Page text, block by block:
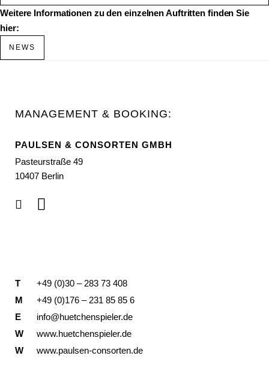
Weitere Informationen zu den einzelnen Auftritten finden Sie
hier:
NEWS
MANAGEMENT & BOOKING:
PAULSEN & CONSORTEN GMBH
Pasteurstraße 49
10407 Berlin
T
+49 (0)30 – 283 73 408
M
+49 (0)176 – 231 85 85 6
E
info@huetchenspieler.de
W
www.huetchenspieler.de
W
www.paulsen-consorten.de